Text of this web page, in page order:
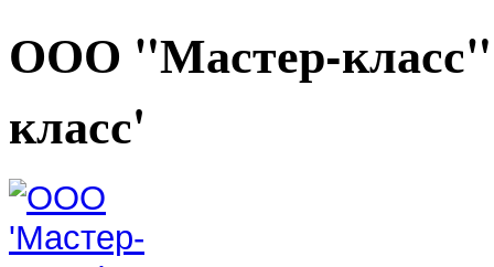
ООО "Мастер-
класс'